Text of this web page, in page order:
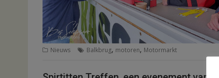
Nieuws Balkbrug, motoren, Motormarkt